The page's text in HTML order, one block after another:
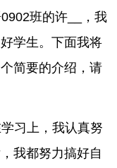
班的许__，我
学生。下面我将
简要的介绍，请
习上，我认真努
我都努力搞好自